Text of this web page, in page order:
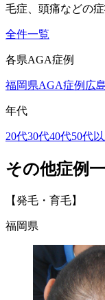
毛症、頭痛などの
全件一覧
各県AGA症例
福岡県AGA症例 広
年代
20代30代40代50代
その他症例
【発毛・育毛】
福岡県